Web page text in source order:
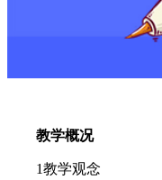
教学概况
1教学观念